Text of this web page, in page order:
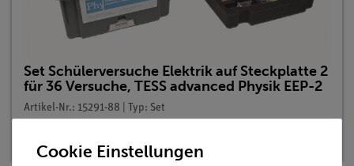
Set Schülerversuche Elektrik auf Steckplatte 2
für 36 Versuche, TESS advanced Physik EEP-2
Artikel-Nr.: 15291-88 | Typ: Set
Cookie Einstellungen